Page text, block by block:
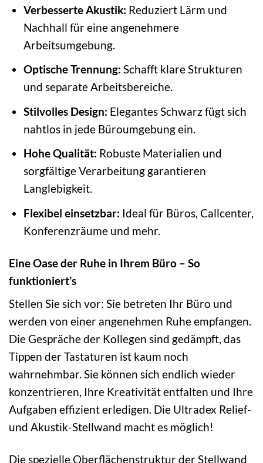
Verbesserte Akustik: Reduziert Lärm und
Nachhall für eine angenehmere
Arbeitsumgebung.
Optische Trennung: Schafft klare Strukturen
und separate Arbeitsbereiche.
Stilvolles Design: Elegantes Schwarz fügt sich
nahtlos in jede Büroumgebung ein.
Hohe Qualität: Robuste Materialien und
sorgfältige Verarbeitung garantieren
Langlebigkeit.
Flexibel einsetzbar: Ideal für Büros, Callcenter,
Konferenzräume und mehr.
Eine Oase der Ruhe in Ihrem Büro – So
funktioniert’s
Stellen Sie sich vor: Sie betreten Ihr Büro und
werden von einer angenehmen Ruhe empfangen.
Die Gespräche der Kollegen sind gedämpft, das
Tippen der Tastaturen ist kaum noch
wahrnehmbar. Sie können sich endlich wieder
konzentrieren, Ihre Kreativität entfalten und Ihre
Aufgaben effizient erledigen. Die Ultradex Relief-
und Akustik-Stellwand macht es möglich!
Die spezielle Oberflächenstruktur der Stellwand